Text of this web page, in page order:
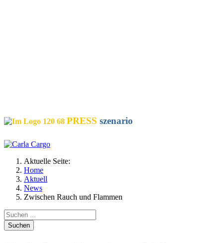
PRESS szenario
Aktuelle Seite:
Home
Aktuell
News
Zwischen Rauch und Flammen
Suchen